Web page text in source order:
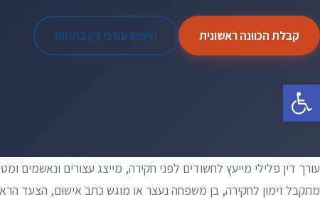
פתח סרגל נגישות
קבלת הכוונה ראשונית חיפוש עורכי דין בתחום
עורך דין פלילי מייעץ לחשודים לפני חקירה, מייצג עצורים ונאשמים
מתקבל זימון לחקירה, בן משפחה נעצר או מוגש כתב אישום, הצעד